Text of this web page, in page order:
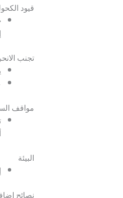
قيود
تجنب
مواقف
البيئة
نصائح